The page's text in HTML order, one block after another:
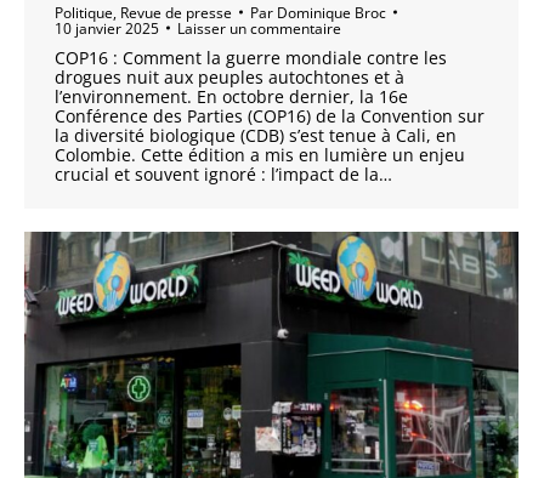
Politique, Revue de presse Par Dominique Broc
10 janvier 2025 Laisser un commentaire
COP16 : Comment la guerre mondiale contre les
drogues nuit aux peuples autochtones et à
l’environnement. En octobre dernier, la 16e
Conférence des Parties (COP16) de la Convention sur
la diversité biologique (CDB) s’est tenue à Cali, en
Colombie. Cette édition a mis en lumière un enjeu
crucial et souvent ignoré : l’impact de la…